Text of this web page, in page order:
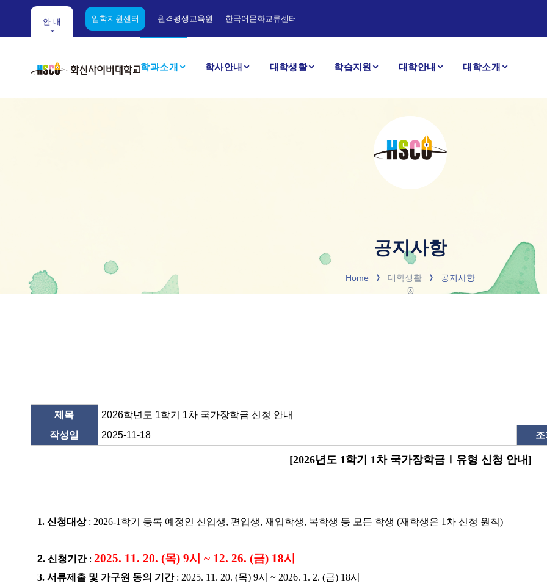
안 내 입학지원센터 원격평생교육원 한국어문화교류센터
학과소개 학사안내 대학생활 학습지원 대학안내 대학소개
공지사항
Home 대학생활 공지사항
공지/게시글
제목
2026학년도 1학기 1차 국가장학금 신청 안내
작성일
2025-11-18
[2026년도 1학기 1차 국가장학금Ⅰ 유형 신청 안내 ]
1. 신청대상 : 2026-1 학기 등록 예정인 신입생, 편입생, 재입학생, 복학생 등 모든 학생 (재학생은 1 차 신청 원칙)
2. 신청기간 : 2025. 11. 20. (목) 9시 ~ 12. 26. (금) 18시
3. 서류제출 및 가구원 동의 기간 : 2025. 11. 20. (목) 9시 ~ 2026. 1. 2. (금) 18시